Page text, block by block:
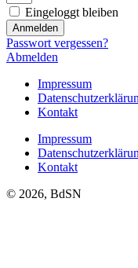
Eingeloggt bleiben
Anmelden
Passwort vergessen?
Abmelden
Impressum
Kontakt
Impressum
Kontakt
© 2026, BdSN